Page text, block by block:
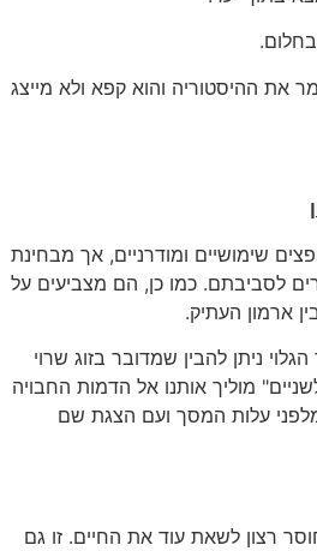
ההיסטוריה והוא קפא ולא מייצג
שימושיים ומודרניים, אך מבחינת
לסביבתם. כמו כן, הם מצביעים על
ארמון העתיק.
ניתן להבין שמדובר בזוג שרוי
מוליך אותנו אל הדמות החבויה
מלפני עלות המסך ועם הצגת שם
רצון לשאת עוד את החיים. זו גם